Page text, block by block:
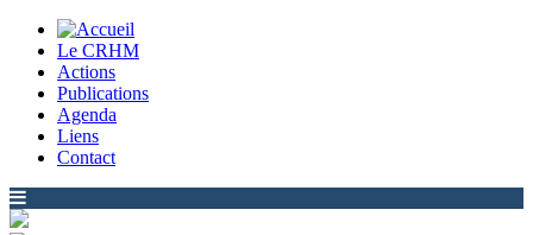
Le CRHM
Actions
Publications
Agenda
Liens
Contact